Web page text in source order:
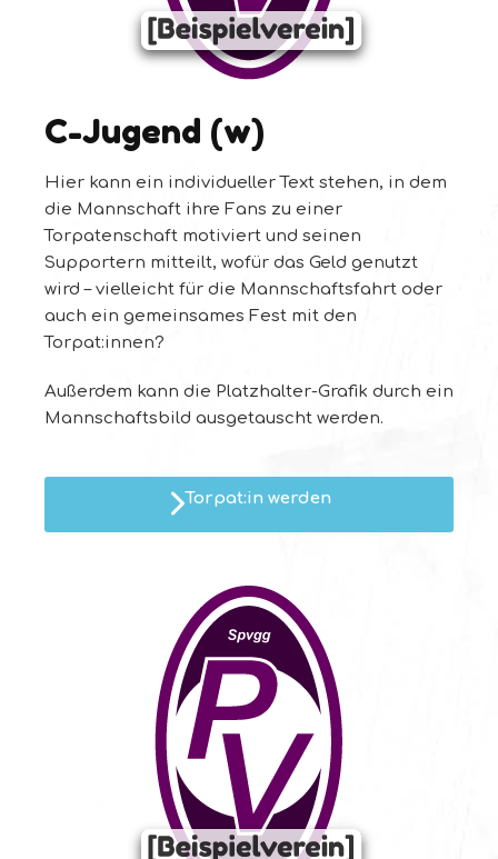
C-Jugend (w)
Hier kann ein individueller Text stehen, in dem
die Mannschaft ihre Fans zu einer
Torpatenschaft motiviert und seinen
Supportern mitteilt, wofür das Geld genutzt
wird – vielleicht für die Mannschaftsfahrt oder
auch ein gemeinsames Fest mit den
Torpat:innen?
Außerdem kann die Platzhalter-Grafik durch ein
Mannschaftsbild ausgetauscht werden.
Torpat:in werden